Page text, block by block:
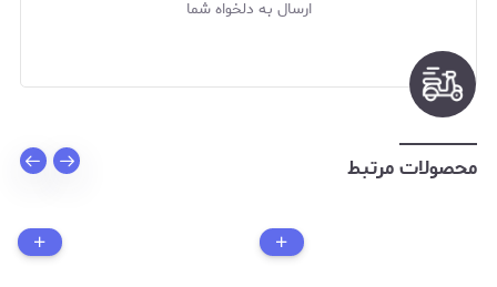
ارسال به دلخواه شما
محصولات مرتبط